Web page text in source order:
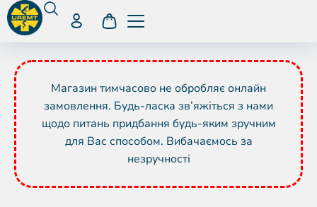
Магазин тимчасово не обробляє онлайн
замовлення. Будь-ласка зв’яжіться з нами
щодо питань придбання будь-яким зручним
для Вас способом. Вибачаємось за
незручності